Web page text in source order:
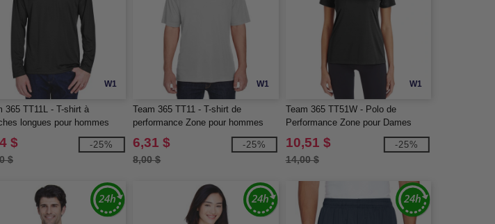
W1
365 TT11L - T-shirt à
longues pour hommes
Performance
$
$
-25%
W1
Team 365 TT11 - T-shirt de
performance Zone pour hommes
6,31 $
8,00 $
-25%
W1
Team 365 TT51W - Polo de
Performance Zone pour Dames
10,51 $
14,00 $
-25%